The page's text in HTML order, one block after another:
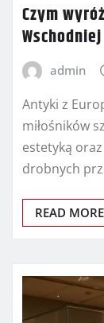
Czym
Wschodniej
admin
Antyki z
miłośników
estetyką
drobnych
READ MORE